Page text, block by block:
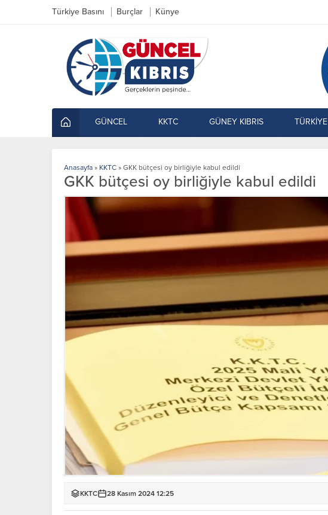
Türkiye Basını Burçlar Künye
GÜNCEL KKTC GÜNEY KIBRIS TÜRKİYE
Anasayfa » KKTC » GKK bütçesi oy birliğiyle kabul edildi
GKK bütçesi oy birliğiyle kabul edildi
KKTC 28 Kasım 2024 12:25